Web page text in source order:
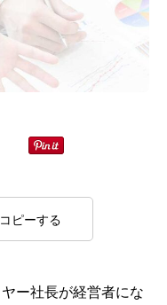
ピーする
ー社長が経営者にな